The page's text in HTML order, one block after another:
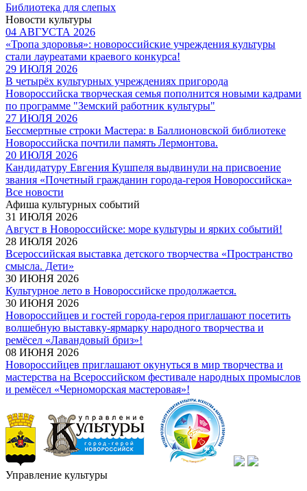
Библиотека для слепых
Новости культуры
04 АВГУСТА 2026
«Тропа здоровья»: новороссийские учреждения культуры
стали лауреатами краевого конкурса!
29 ИЮЛЯ 2026
В четырёх культурных учреждениях пригорода
Новороссийска творческая семья пополнится новыми кадрами
по программе "Земский работник культуры"
27 ИЮЛЯ 2026
Бессмертные строки Мастера: в Баллионовской библиотеке
Новороссийска почтили память Лермонтова.
20 ИЮЛЯ 2026
Кандидатуру Евгения Кушпеля выдвинули на присвоение
звания «Почетный гражданин города-героя Новороссийска»
Все новости
Афиша культурных событий
31 ИЮЛЯ 2026
Август в Новороссийске: море культуры и ярких событий!
28 ИЮЛЯ 2026
Всероссийская выставка детского творчества «Пространство
смысла. Дети»
30 ИЮНЯ 2026
Культурное лето в Новороссийске продолжается.
30 ИЮНЯ 2026
Новороссийцев и гостей города-героя приглашают посетить
волшебную выставку-ярмарку народного творчества и
ремёсел «Лавандовый бриз»!
08 ИЮНЯ 2026
Новороссийцев приглашают окунуться в мир творчества и
мастерства на Всероссийском фестивале народных промыслов
и ремёсел «Черноморская мастеровая»!
Управление культуры